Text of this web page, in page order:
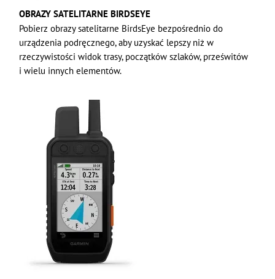
OBRAZY SATELITARNE BIRDSEYE
Pobierz obrazy satelitarne BirdsEye bezpośrednio do
urządzenia podręcznego, aby uzyskać lepszy niż w
rzeczywistości widok trasy, początków szlaków, prześwitów
i wielu innych elementów.